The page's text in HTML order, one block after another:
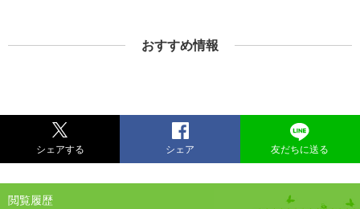
おすすめ情報
シェアする シェア 友だちに送る
閲覧履歴